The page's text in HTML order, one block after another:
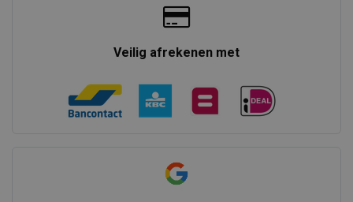
Veilig afrekenen met